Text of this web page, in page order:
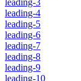
leading-4
leading-5
leading-6
leading-7
leading-8
leading-9
leading-10